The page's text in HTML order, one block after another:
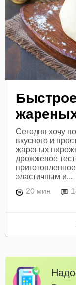
Сегодня хочу
вкусного и
жареных
дрожжевое
эластичным и...
20 мин